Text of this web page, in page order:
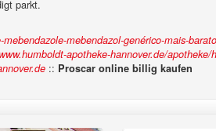
parkt.
mebendazol-genérico-mais-barato
apotheke-hannover.de/
:: Proscar online billig kaufen